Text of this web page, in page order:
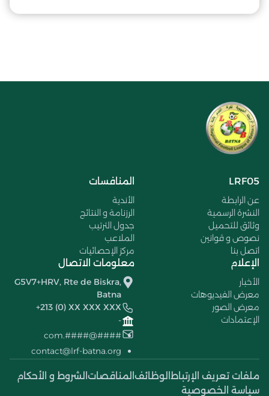
LRF05
عن الرابطة
النشرة الرسمية
وثائق للتحميل
نصوص و قوانين
اتصل بنا
المنافسات
الأندية
الرزنامة و النتائج
جدول الترتيب
الملاعب
مركز الإحصائيات
الإعلام
الأخبار
معرض الفيديوهات
معرض الصور
الإعتمادات
معلومات الاتصال
G5V7+HRV, Rte de Biskra,
Batna
+213 (0) XX XXX XXX
-
####@####.com
contact@lrf-batna.org
ملفات تعريف الإرتباط الوظائف المناقصات الشروط و الأحكام
سياسة الخصوصية